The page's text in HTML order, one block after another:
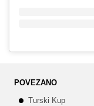
POVEZANO
Turski Kup